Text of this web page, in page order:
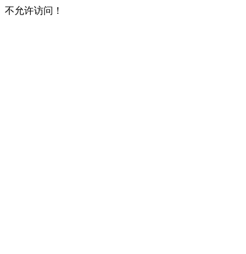
不允许访问！